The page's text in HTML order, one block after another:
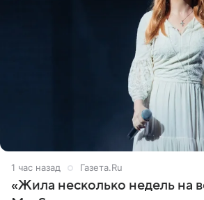
1 час назад Газета.Ru
«Жила несколько недель на